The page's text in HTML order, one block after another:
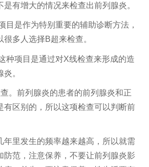
有增大的情况来检查出前列腺炎。
目是作为特别重要的辅助诊断方法，
多人选择B超来检查。
种项目是通过对X线检查来形成的造
。
。前列腺炎的患者的前列腺炎和正
有区别的，所以这项检查可以判断前
年里发生的频率越来越高，所以就需
防范，注意保养，不要让前列腺炎影